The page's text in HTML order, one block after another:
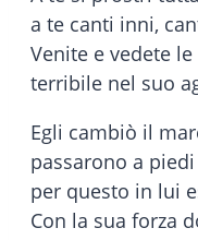
a te canti inni,
Venite e vedete
terribile nel suo
Egli cambiò il
passarono a
per questo in lui
Con la sua forza